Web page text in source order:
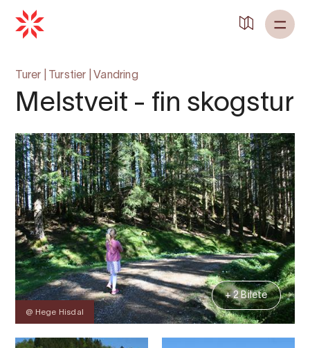
Turer Turstier Vandring
Melstveit - fin skogstur
@ Hege Hisdal
+ 2 Bilete